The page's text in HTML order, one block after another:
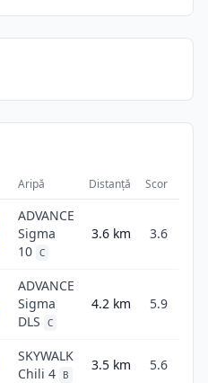
Aripă Distanță Scor
ADVANCE
Sigma
10 C
3.6 km 3.6
ADVANCE
Sigma
DLS
C
4.2 km 5.9
SKYWALK
Chili 4
B
3.5 km 5.6